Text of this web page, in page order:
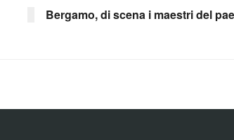
Bergamo, di scena i maestri del